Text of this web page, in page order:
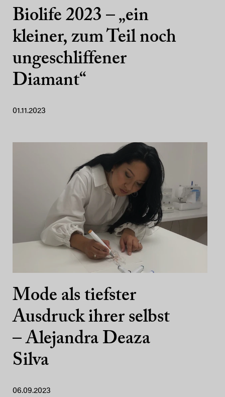
Biolife 2023 – „ein
kleiner, zum Teil noch
ungeschliffener
Diamant“
01.11.2023
Mode als tiefster
Ausdruck ihrer selbst
– Alejandra Deaza
Silva
06.09.2023